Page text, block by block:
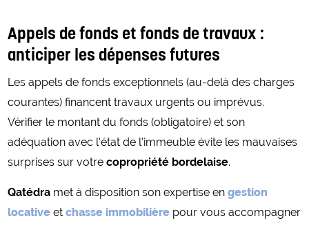
Appels de fonds et fonds de travaux :
anticiper les dépenses futures
Les appels de fonds exceptionnels (au-delà des charges
courantes) financent travaux urgents ou imprévus.
Vérifier le montant du fonds (obligatoire) et son
adéquation avec l'état de l'immeuble évite les mauvaises
surprises sur votrecopropriété bordelaise.
Qatédra met à disposition son expertise engestion
locative etchasse immobilière pour vous accompagner